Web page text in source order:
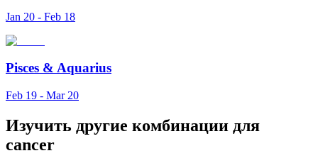
Jan 20 - Feb 18
Pisces & Aquarius
Feb 19 - Mar 20
Изучить другие комбинации для
cancer